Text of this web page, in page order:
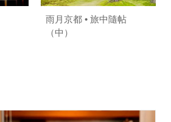
雨月京都 • 旅中隨帖
（中）